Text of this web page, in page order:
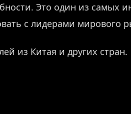
Это один из самых
с лидерами мирового
из Китая и других стран.